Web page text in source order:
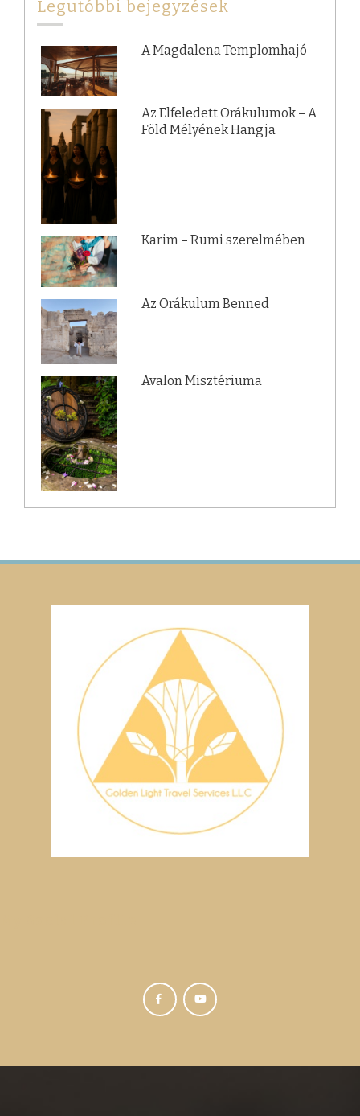
Legutóbbi bejegyzések
A Magdalena Templomhajó
Az Elfeledett Orákulumok – A
Föld Mélyének Hangja
Karim – Rumi szerelmében
Az Orákulum Benned
Avalon Misztériuma